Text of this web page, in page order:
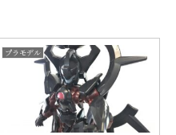
プラモデル